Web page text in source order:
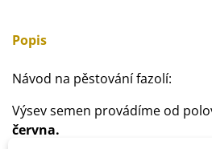
Popis
Návod na pěstování fazolí:
Výsev semen provádíme od
června.